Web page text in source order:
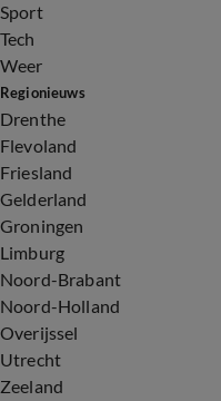
Sport
Tech
Weer
Regionieuws
Drenthe
Flevoland
Friesland
Gelderland
Groningen
Limburg
Noord-Brabant
Noord-Holland
Overijssel
Utrecht
Zeeland